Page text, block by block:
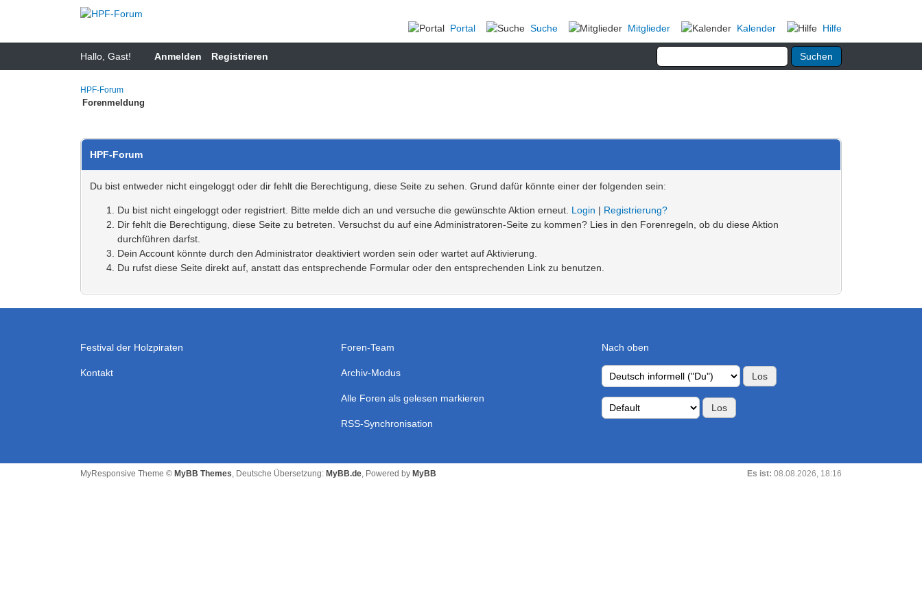
Portal Suche Mitglieder Kalender Hilfe
Hallo, Gast! Anmelden Registrieren
HPF-Forum
Forenmeldung
HPF-Forum
Du bist entweder nicht eingeloggt oder dir fehlt die Berechtigung, diese Seite zu sehen. Grund dafür könnte einer der folgenden sein:
Du bist nicht eingeloggt oder registriert. Bitte melde dich an und versuche die gewünschte Aktion erneut. Login | Registrierung?
Dir fehlt die Berechtigung, diese Seite zu betreten. Versuchst du auf eine Administratoren-Seite zu kommen? Lies in den Forenregeln, ob du diese Aktion
durchführen darfst.
Dein Account könnte durch den Administrator deaktiviert worden sein oder wartet auf Aktivierung.
Du rufst diese Seite direkt auf, anstatt das entsprechende Formular oder den entsprechenden Link zu benutzen.
Festival der Holzpiraten
Kontakt
Foren-Team
Archiv-Modus
Alle Foren als gelesen markieren
RSS-Synchronisation
Nach oben
MyResponsive Theme © MyBB Themes, Deutsche Übersetzung: MyBB.de, Powered by MyBB Es ist: 08.08.2026, 18:16